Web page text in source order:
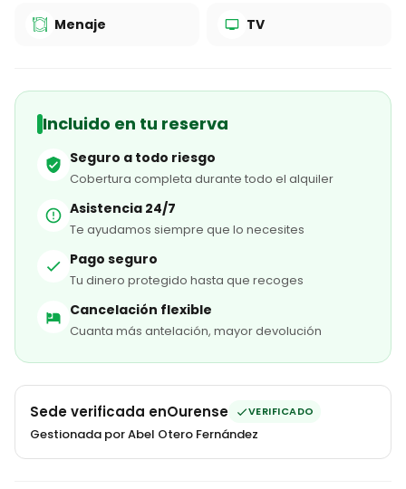
Menaje TV
Incluido en tu reserva
Seguro a todo riesgo
Cobertura completa durante todo el alquiler
Asistencia 24/7
Te ayudamos siempre que lo necesites
Pago seguro
Tu dinero protegido hasta que recoges
Cancelación flexible
Cuanta más antelación, mayor devolución
Sede verificada enOurense VERIFICADO
Gestionada por Abel Otero Fernández